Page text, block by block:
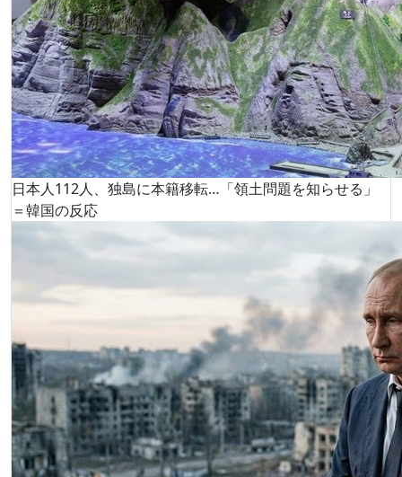
日本人112人、独島に本籍移転…「領土問題を知らせる」
＝韓国の反応